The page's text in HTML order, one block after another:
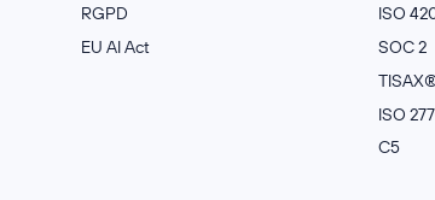
RGPD
EU AI Act
ISO
SOC 2
ISO
C5